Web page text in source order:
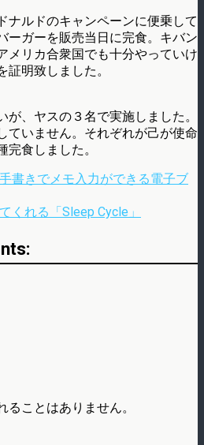
ナルドのキャンペーンに便乗して
ーガーを販売当日に完食。キバン
メリカ合衆国でも十分やっていけ
証明致しました。
が、ヤスの３名で実施しました。
ていません。それぞれが己が使命
完食しました。
書きでメモ入力ができる電子ブ
くれる「Sleep Cycle」
ることはありません。